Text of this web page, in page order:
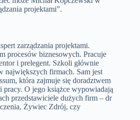
projektami”.
zarządzania projektami.
procesów biznesowych. Pracuje
i prelegent. Szkoli głównie
firmach. Sam jest
która zajmuje się doradztwem
pracy. O jego książce wypowiadają
przedstawiciele dużych firm – dr
Żywiec Zdrój, czy